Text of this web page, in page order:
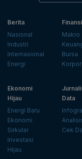
Berita
Nasional
Industri
Internasional
Energi
Makro
Bursa
Ekonomi
Hijau
Energi Baru
Ekonomi
Sirkular
Investasi
Hijau
Data
Cek